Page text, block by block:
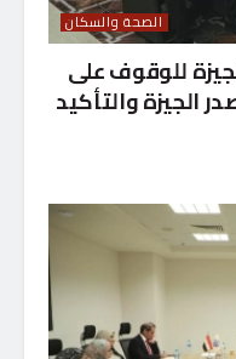
الصحة والسكان
للوقوف على
والتأكيد